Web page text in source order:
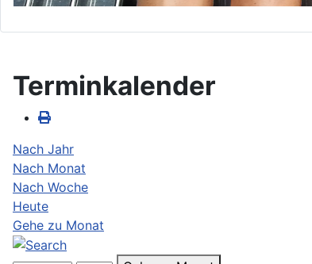
Terminkalender
Nach Jahr
Nach Monat
Nach Woche
Heute
Gehe zu Monat